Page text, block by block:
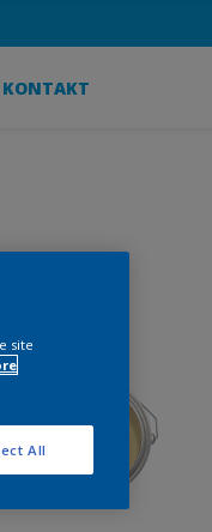
KONTAKT
site
All